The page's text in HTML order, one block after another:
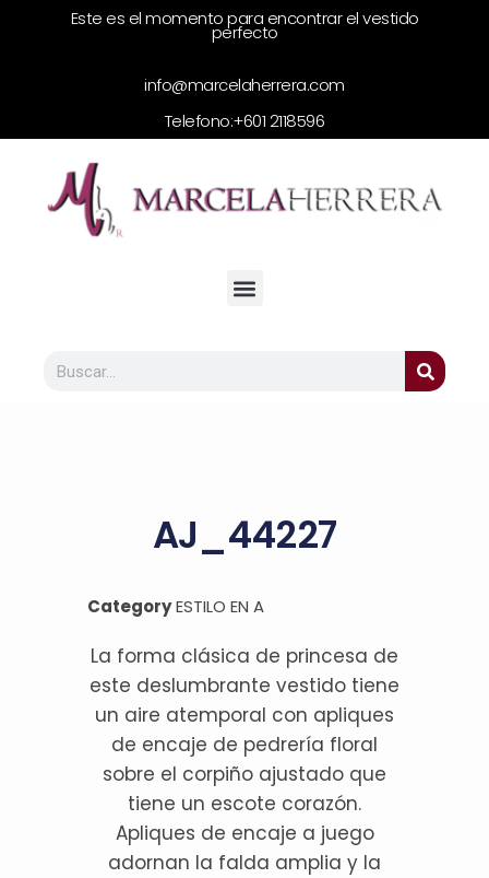
Este es el momento para encontrar el vestido
perfecto
info@marcelaherrera.com
Telefono:+601 2118596
AJ_44227
CategoryESTILO EN A
La forma clásica de princesa de
este deslumbrante vestido tiene
un aire atemporal con apliques
de encaje de pedrería floral
sobre el corpiño ajustado que
tiene un escote corazón.
Apliques de encaje a juego
adornan la falda amplia y la